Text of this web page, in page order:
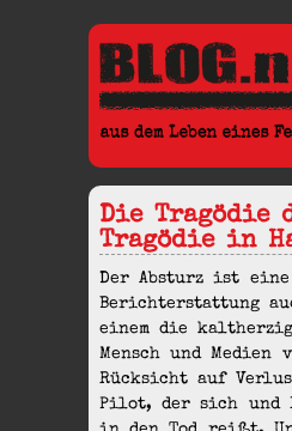
Die Tragödie
Tragödie in
Der Absturz ist
Berichterstattung
einem die
Mensch und Medien
Rücksicht auf
Pilot, der sich und